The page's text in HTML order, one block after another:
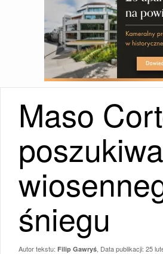
Maso
śniegu
Autor tekstu: Filip Gawryś , Data publikacji: 25